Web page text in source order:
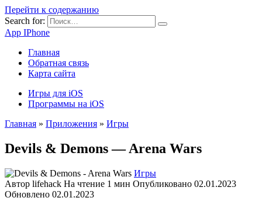
Перейти к содержанию
Search for:
App IPhone
Главная
Обратная связь
Карта сайта
Игры для iOS
Программы на iOS
Главная » Приложения » Игры
Devils & Demons — Arena Wars
Игры
Автор lifehack На чтение 1 мин Опубликовано 02.01.2023
Обновлено 02.01.2023